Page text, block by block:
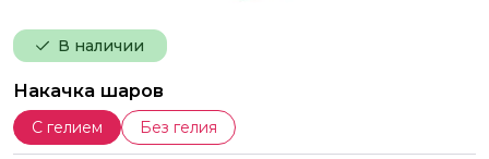
В наличии
Накачка шаров
С гелием Без гелия